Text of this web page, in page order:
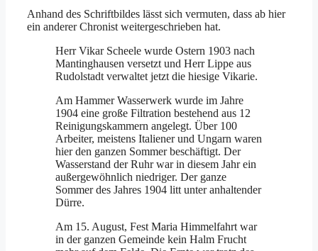
Anhand des Schriftbildes lässt sich vermuten, dass ab hier
ein anderer Chronist weitergeschrieben hat.
Herr Vikar Scheele wurde Ostern 1903 nach
Mantinghausen versetzt und Herr Lippe aus
Rudolstadt verwaltet jetzt die hiesige Vikarie.
Am Hammer Wasserwerk wurde im Jahre
1904 eine große Filtration bestehend aus 12
Reinigungskammern angelegt. Über 100
Arbeiter, meistens Italiener und Ungarn waren
hier den ganzen Sommer beschäftigt. Der
Wasserstand der Ruhr war in diesem Jahr ein
außergewöhnlich niedriger. Der ganze
Sommer des Jahres 1904 litt unter anhaltender
Dürre.
Am 15. August, Fest Maria Himmelfahrt war
in der ganzen Gemeinde kein Halm Frucht